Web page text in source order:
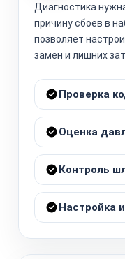
Диагностика
причину сбоев в
позволяет
замен и лишних
Проверка
Оценка
Контроль
Настройка